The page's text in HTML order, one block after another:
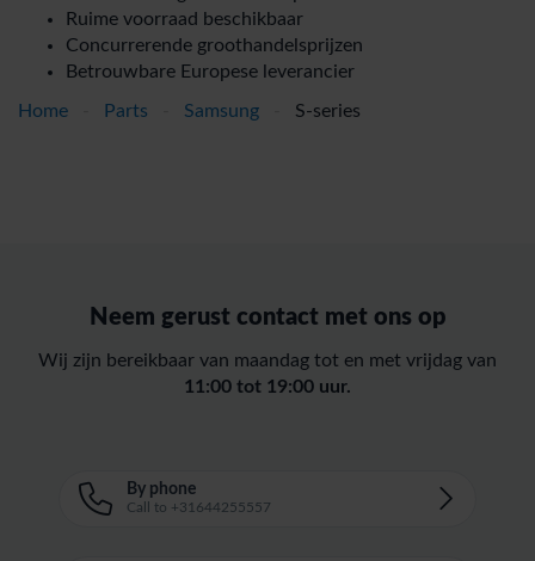
Ruime voorraad beschikbaar
Concurrerende groothandelsprijzen
Betrouwbare Europese leverancier
Home Parts Samsung S-series
Neem gerust contact met ons op
Wij zijn bereikbaar van maandag tot en met vrijdag van
11:00 tot 19:00 uur.
By phone
Call to +31644255557